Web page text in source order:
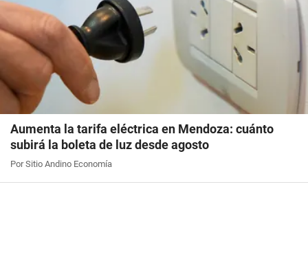
Aumenta la tarifa eléctrica en Mendoza: cuánto
subirá la boleta de luz desde agosto
Por Sitio Andino Economía